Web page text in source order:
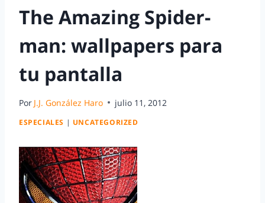
The Amazing Spider-
man: wallpapers para
tu pantalla
Por J.J. González Haro julio 11, 2012
ESPECIALES | UNCATEGORIZED